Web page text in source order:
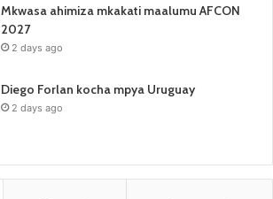
Mkwasa ahimiza mkakati maalumu AFCON
2027
2 days ago
Diego Forlan kocha mpya Uruguay
2 days ago